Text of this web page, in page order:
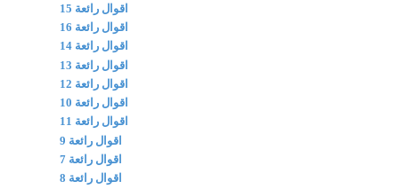
اقوال رائعة 15
اقوال رائعة 16
اقوال رائعة 14
اقوال رائعة 13
اقوال رائعة 12
اقوال رائعة 10
اقوال رائعة 11
اقوال رائعة 9
اقوال رائعة 7
اقوال رائعة 8